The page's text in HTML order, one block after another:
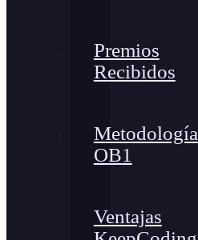
Premios
Recibidos
Metodología
OB1
Ventajas